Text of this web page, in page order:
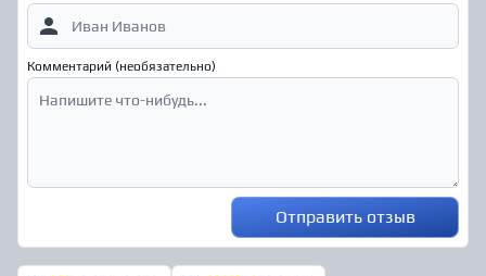
Комментарий (необязательно)
Отправить отзыв